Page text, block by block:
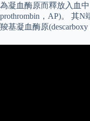
為凝血酶原而釋放入血
prothrombin，AP)。 其
羧基凝血酶原(descarboxy